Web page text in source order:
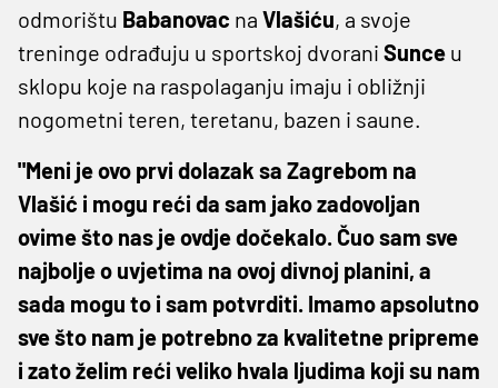
odmorištu Babanovac na Vlašiću, a svoje
treninge odrađuju u sportskoj dvorani Sunce u
sklopu koje na raspolaganju imaju i obližnji
nogometni teren, teretanu, bazen i saune.
"Meni je ovo prvi dolazak sa Zagrebom na
Vlašić i mogu reći da sam jako zadovoljan
ovime što nas je ovdje dočekalo. Čuo sam sve
najbolje o uvjetima na ovoj divnoj planini, a
sada mogu to i sam potvrditi. Imamo apsolutno
sve što nam je potrebno za kvalitetne pripreme
i zato želim reći veliko hvala ljudima koji su nam